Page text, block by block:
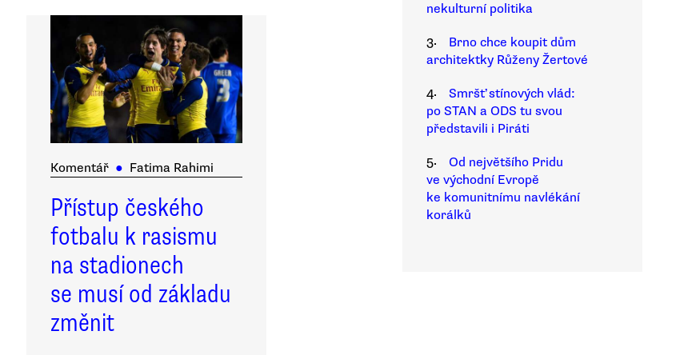
Komentář ● Fatima Rahimi
Přístup českého
fotbalu k rasismu
na stadionech
se musí od základu
změnit
nekulturní politika
3.
Brno chce koupit dům
architektky Růženy Žertové
4.
Smršť stínových vlád:
po STAN a ODS tu svou
představili i Piráti
5.
Od největšího Pridu
ve východní Evropě
ke komunitnímu navlékání
korálků